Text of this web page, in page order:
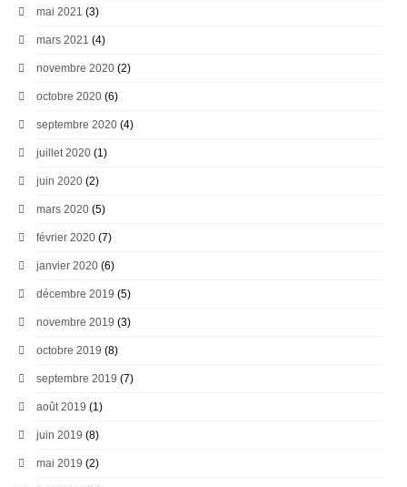
mai 2021 (3)
mars 2021 (4)
novembre 2020 (2)
octobre 2020 (6)
septembre 2020 (4)
juillet 2020 (1)
juin 2020 (2)
mars 2020 (5)
février 2020 (7)
janvier 2020 (6)
décembre 2019 (5)
novembre 2019 (3)
octobre 2019 (8)
septembre 2019 (7)
août 2019 (1)
juin 2019 (8)
mai 2019 (2)